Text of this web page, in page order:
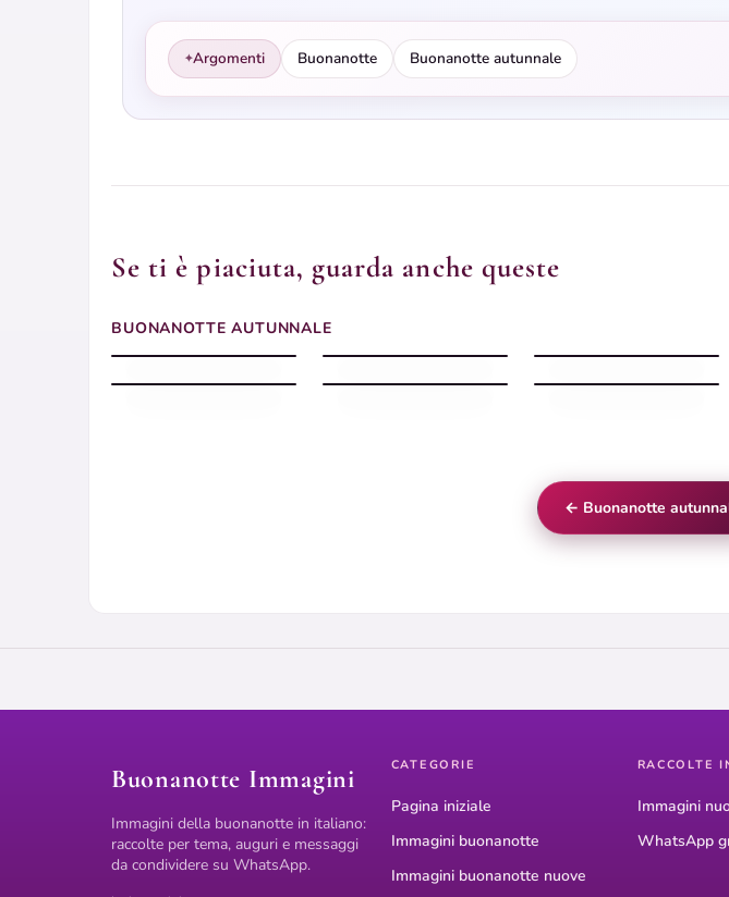
✦Argomenti Buonanotte Buonanotte autunnale
Se ti è piaciuta, guarda anche queste
BUONANOTTE AUTUNNALE
silenziosa
sognatrice
serena
serena
← Buonanotte
Buonanotte Immagini
Immagini della buonanotte in italiano:
raccolte per tema, auguri e messaggi
da condividere su WhatsApp.
CATEGORIE
Pagina iniziale
Immagini buonanotte
Immagini buonanotte nuove
RACCOLTE
Immagini
WhatsApp